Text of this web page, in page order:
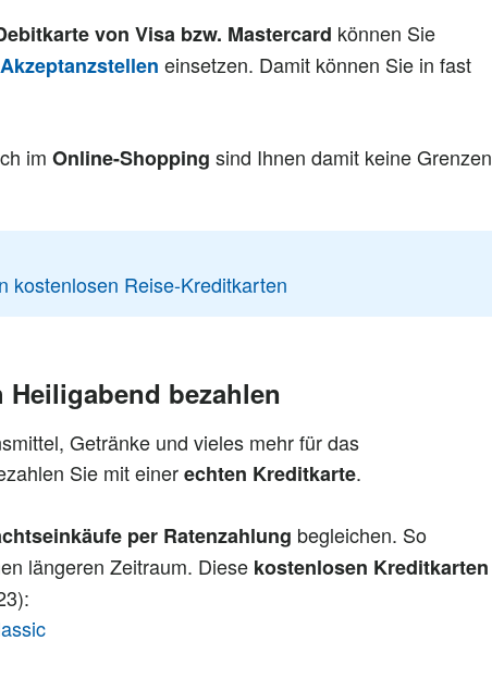
von Visa bzw. Mastercard können Sie
einsetzen. Damit können Sie in fast
im Online-Shopping sind Ihnen damit keine Grenzen
kostenlosen Reise-Kreditkarten
bezahlen
Getränke und vieles mehr für das
Sie mit einerechten Kreditkarte.
per Ratenzahlung begleichen. So
längeren Zeitraum. Diese kostenlosen Kreditkarten